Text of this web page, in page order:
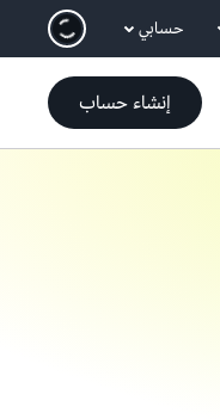
انتقل إلى المحتوى الرئيسي
حسابي
إنشاء حساب